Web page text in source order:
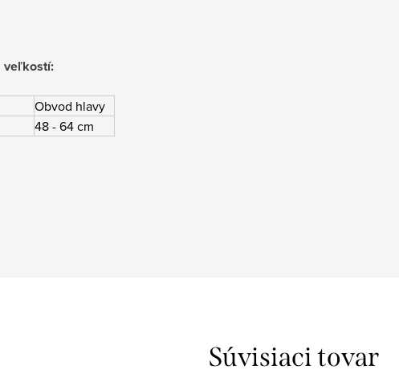
veľkostí:
Obvod hlavy
48 - 64 cm
Súvisiaci tovar